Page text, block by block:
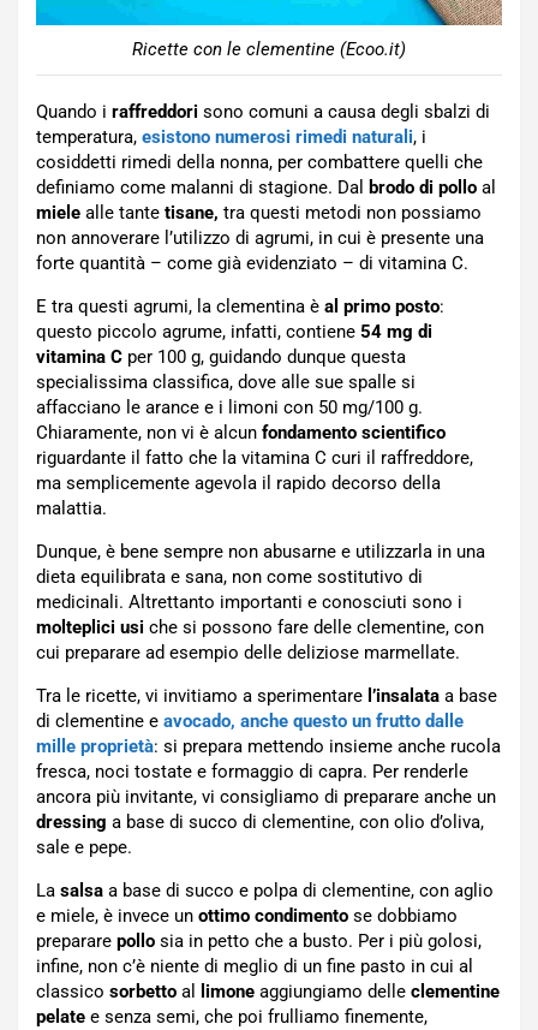
Ricette con le clementine (Ecoo.it)
Quando i raffreddori sono comuni a causa degli sbalzi di
temperatura, esistono numerosi rimedi naturali, i
cosiddetti rimedi della nonna, per combattere quelli che
definiamo come malanni di stagione. Dal brodo di pollo al
miele alle tante tisane, tra questi metodi non possiamo
non annoverare l’utilizzo di agrumi, in cui è presente una
forte quantità – come già evidenziato – di vitamina C.
E tra questi agrumi, la clementina è al primo posto:
questo piccolo agrume, infatti, contiene 54 mg di
vitamina C per 100 g, guidando dunque questa
specialissima classifica, dove alle sue spalle si
affacciano le arance e i limoni con 50 mg/100 g.
Chiaramente, non vi è alcun fondamento scientifico
riguardante il fatto che la vitamina C curi il raffreddore,
ma semplicemente agevola il rapido decorso della
malattia.
Dunque, è bene sempre non abusarne e utilizzarla in una
dieta equilibrata e sana, non come sostitutivo di
medicinali. Altrettanto importanti e conosciuti sono i
molteplici usi che si possono fare delle clementine, con
cui preparare ad esempio delle deliziose marmellate.
Tra le ricette, vi invitiamo a sperimentare l’insalata a base
di clementine e avocado, anche questo un frutto dalle
mille proprietà: si prepara mettendo insieme anche rucola
fresca, noci tostate e formaggio di capra. Per renderle
ancora più invitante, vi consigliamo di preparare anche un
dressing a base di succo di clementine, con olio d’oliva,
sale e pepe.
La salsa a base di succo e polpa di clementine, con aglio
e miele, è invece un ottimo condimento se dobbiamo
preparare pollo sia in petto che a busto. Per i più golosi,
infine, non c’è niente di meglio di un fine pasto in cui al
classico sorbetto al limone aggiungiamo delle clementine
pelate e senza semi, che poi frulliamo finemente,